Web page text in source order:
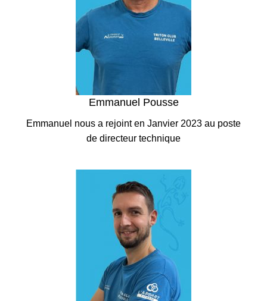
Emmanuel Pousse
Emmanuel nous a rejointen Janvier 2023 au poste
de directeur technique